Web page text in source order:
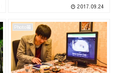
2017.09.24
Photo箱